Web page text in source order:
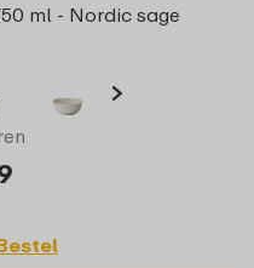
ml - Nordic sage